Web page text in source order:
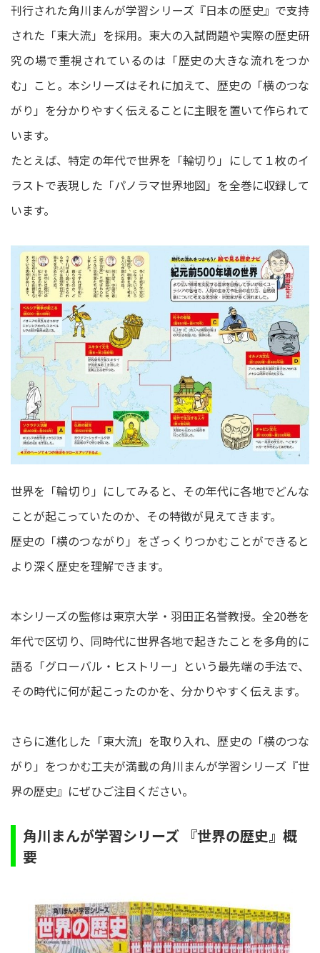
刊行された角川まんが学習シリーズ『日本の歴史』で支持
された「東大流」を採用。東大の入試問題や実際の歴史研
究の場で重視されているのは「歴史の大きな流れをつか
む」こと。本シリーズはそれに加えて、歴史の「横のつな
がり」を分かりやすく伝えることに主眼を置いて作られて
います。
たとえば、特定の年代で世界を「輪切り」にして１枚のイ
ラストで表現した「パノラマ世界地図」を全巻に収録して
います。
世界を「輪切り」にしてみると、その年代に各地でどんな
ことが起こっていたのか、その特徴が見えてきます。
歴史の「横のつながり」をざっくりつかむことができると
より深く歴史を理解できます。
本シリーズの監修は東京大学・羽田正名誉教授。全20巻を
年代で区切り、同時代に世界各地で起きたことを多角的に
語る「グローバル・ヒストリー」という最先端の手法で、
その時代に何が起こったのかを、分かりやすく伝えます。
さらに進化した「東大流」を取り入れ、歴史の「横のつな
がり」をつかむ工夫が満載の角川まんが学習シリーズ『世
界の歴史』にぜひご注目ください。
角川まんが学習シリーズ 『世界の歴史』概
要